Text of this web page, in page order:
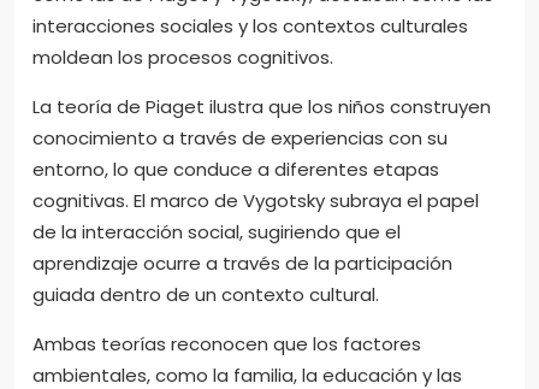
interacciones sociales y los contextos culturales
moldean los procesos cognitivos.
La teoría de Piaget ilustra que los niños construyen
conocimiento a través de experiencias con su
entorno, lo que conduce a diferentes etapas
cognitivas. El marco de Vygotsky subraya el papel
de la interacción social, sugiriendo que el
aprendizaje ocurre a través de la participación
guiada dentro de un contexto cultural.
Ambas teorías reconocen que los factores
ambientales, como la familia, la educación y las